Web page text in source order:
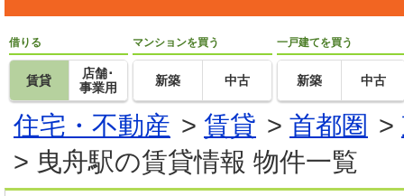
借りる
賃貸
店舗･
事業用
マンションを買う
新築 中古
一戸建てを買う
新築 中古
住宅・不動産 > 賃貸 > 首都圏 >
> 曳舟駅の賃貸情報 物件一覧